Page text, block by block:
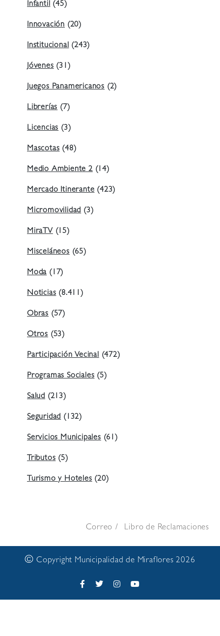
Infantil(45)
Innovación (20)
Institucional(243)
Jóvenes(31)
Juegos Panamericanos (2)
Librerías(7)
Licencias(3)
Mascotas(48)
Medio Ambiente 2(14)
Mercado Itinerante(423)
Micromovilidad(3)
MiraTV(15)
Misceláneos(65)
Moda(17)
Noticias(8.411)
Obras (57)
Otros (53)
Participación Vecinal(472)
Programas Sociales(5)
Salud (213)
Seguridad(132)
Servicios Municipales(61)
Tributos(5)
Turismo y Hoteles(20)
Correo Libro de Reclamaciones
© Copyright Municipalidad de Miraflores 2026